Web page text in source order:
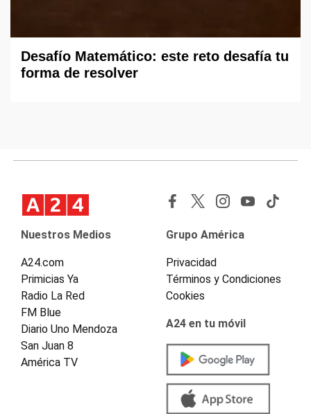
Desafío Matemático: este reto desafía tu
forma de resolver
Nuestros Medios
A24.com
Primicias Ya
Radio La Red
FM Blue
Diario Uno Mendoza
San Juan 8
América TV
Grupo América
Privacidad
Términos y Condiciones
Cookies
A24 en tu móvil